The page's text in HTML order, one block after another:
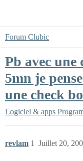
Forum Clubic
Pb avec une
5mn je
une check
Logiciel & apps
revlam Juillet 20,
1